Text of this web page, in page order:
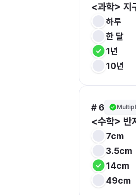
<과학> 지
하루
한 달
1년
10년
# 6
<수학> 반
7cm
3.5cm
14cm
49cm